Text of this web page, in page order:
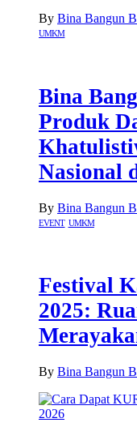
By Bina Bangun
UMKM
Bina
Produk
Nasional
By Bina Bangun
EVENT UMKM
Festival
2025:
By Bina Bangun